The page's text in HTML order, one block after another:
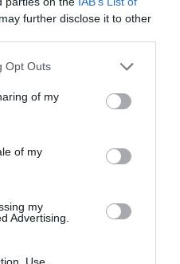
further disclose it to other
uses one or more Google
behaviour. You may click to
and its third-party tags to
purposes in below Google
Opt Outs
of my
of my
my
Advertising.
Use,
(Robotics),
Εικόνας (Digital
(3D ή 4D printing), η
του Χρόνου.
(Data Compression,),
Graphs).
Κυβερνοασφάλεια